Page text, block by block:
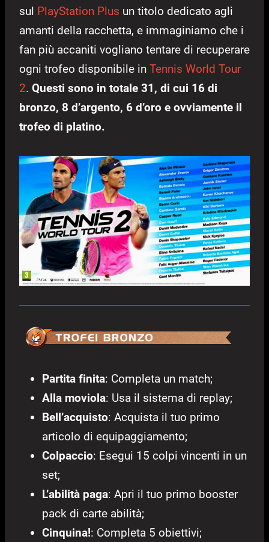
sul PlayStation Plus un titolo dedicato agli
amanti della racchetta, e immaginiamo che i
fan più accaniti vogliano tentare di recuperare
ogni trofeo disponibile in Tennis World Tour
2. Questi sono in totale 31, di cui 16 di
bronzo, 8 d’argento, 6 d’oro e ovviamente il
trofeo di platino.
Partita finita: Completa un match;
Alla moviola: Usa il sistema di replay;
Bell’acquisto: Acquista il tuo primo
articolo di equipaggiamento;
Colpaccio: Esegui 15 colpi vincenti in un
set;
L’abilità paga: Apri il tuo primo booster
pack di carte abilità;
Cinquina!: Completa 5 obiettivi;